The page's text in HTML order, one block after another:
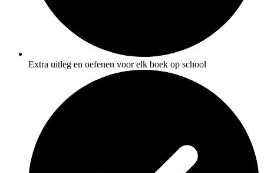
Extra uitleg en oefenen voor elk boek op school